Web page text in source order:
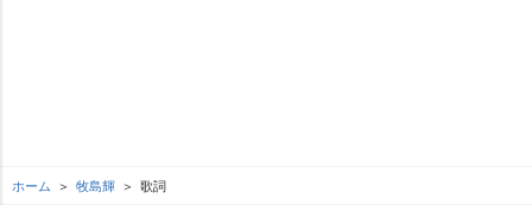
ホーム 牧島輝 歌詞